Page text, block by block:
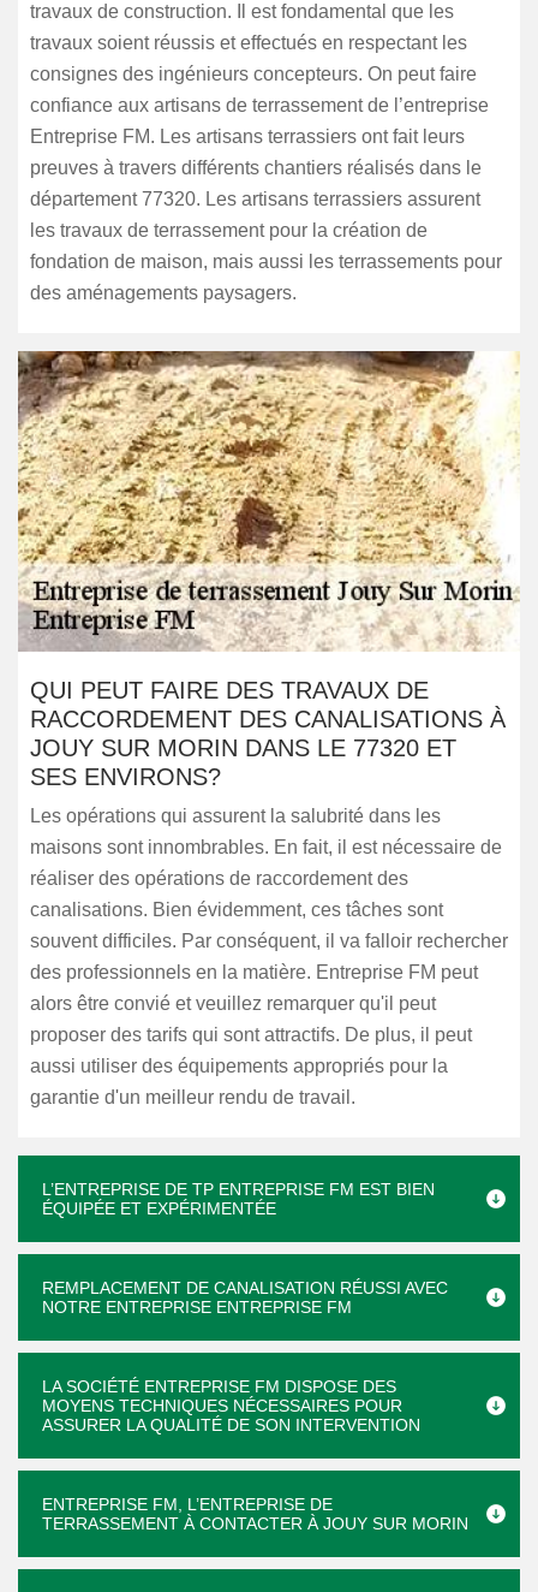
travaux de construction. Il est fondamental que les
travaux soient réussis et effectués en respectant les
consignes des ingénieurs concepteurs. On peut faire
confiance aux artisans de terrassement de l’entreprise
Entreprise FM. Les artisans terrassiers ont fait leurs
preuves à travers différents chantiers réalisés dans le
département 77320. Les artisans terrassiers assurent
les travaux de terrassement pour la création de
fondation de maison, mais aussi les terrassements pour
des aménagements paysagers.
QUI PEUT FAIRE DES TRAVAUX DE
RACCORDEMENT DES CANALISATIONS À
JOUY SUR MORIN DANS LE 77320 ET
SES ENVIRONS?
Les opérations qui assurent la salubrité dans les
maisons sont innombrables. En fait, il est nécessaire de
réaliser des opérations de raccordement des
canalisations. Bien évidemment, ces tâches sont
souvent difficiles. Par conséquent, il va falloir rechercher
des professionnels en la matière. Entreprise FM peut
alors être convié et veuillez remarquer qu'il peut
proposer des tarifs qui sont attractifs. De plus, il peut
aussi utiliser des équipements appropriés pour la
garantie d'un meilleur rendu de travail.
L’ENTREPRISE DE TP ENTREPRISE FM EST BIEN
ÉQUIPÉE ET EXPÉRIMENTÉE
REMPLACEMENT DE CANALISATION RÉUSSI AVEC
NOTRE ENTREPRISE ENTREPRISE FM
LA SOCIÉTÉ ENTREPRISE FM DISPOSE DES
MOYENS TECHNIQUES NÉCESSAIRES POUR
ASSURER LA QUALITÉ DE SON INTERVENTION
ENTREPRISE FM, L’ENTREPRISE DE
TERRASSEMENT À CONTACTER À JOUY SUR MORIN